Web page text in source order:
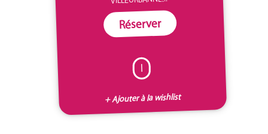
Réserver
I
+ Ajouter à la wishlist